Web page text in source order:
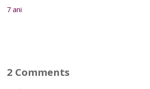
7 ani
2 Comments